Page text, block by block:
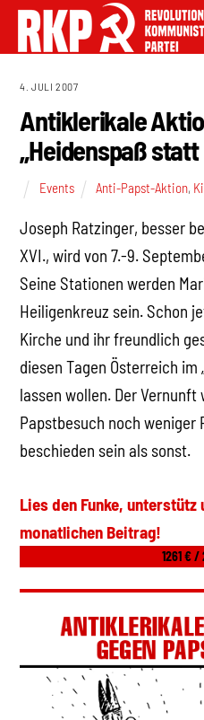
4. JULI 2007
Antiklerikale
„Heidenspaß
Events Anti-Papst-Aktion,
Joseph Ratzinger, besser
XVI., wird von 7.-9.
Seine Stationen werden
Heiligenkreuz sein. Schon
Kirche und ihr freundlich
diesen Tagen Österreich im
lassen wollen. Der Vernunft
Papstbesuch noch
beschieden sein als sonst.
Lies den Funke, unterstütz
monatlichen Beitrag!
1261 € /